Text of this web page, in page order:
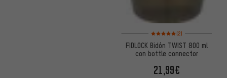
Valoración media: 5 de 5
(2)
FIDLOCK Bidón TWIST 800 ml
con bottle connector
21,99€